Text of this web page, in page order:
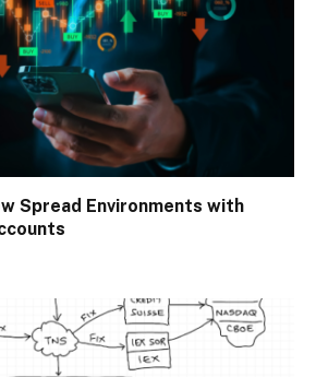
Spread Environments with